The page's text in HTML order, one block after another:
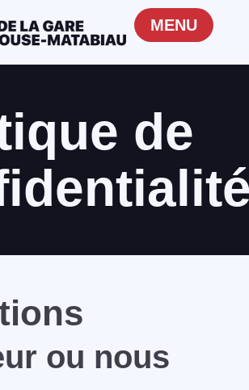
MENU
de
ou nous